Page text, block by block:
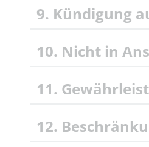
9. Kündigung
10. Nicht in
11.
12.